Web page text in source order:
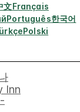
文Français
Português한국어
Polski
Inn